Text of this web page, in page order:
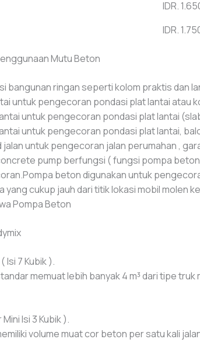
IDR.
IDR.
Mutu Beton
bangunan ringan seperti kolom praktis dan
untuk pengecoran pondasi plat lantai atau
untuk pengecoran pondasi plat lantai
untuk pengecoran pondasi plat lantai,
jalan untuk pengecoran jalan perumahan ,
pump berfungsi ( fungsi pompa
beton digunakan untuk
yang cukup jauh dari titik lokasi mobil molen
Pompa Beton
Isi 7 Kubik ).
memuat lebih banyak 4 m³ dari tipe
Isi 3 Kubik ).
volume muat cor beton per satu kali